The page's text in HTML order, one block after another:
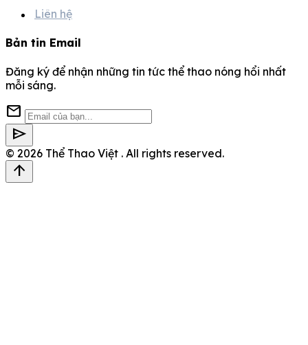
Liên hệ
Bản tin Email
Đăng ký để nhận những tin tức thể thao nóng hổi nhất
mỗi sáng.
mail
send
© 2026 Thể Thao Việt . All rights reserved.
arrow_upward